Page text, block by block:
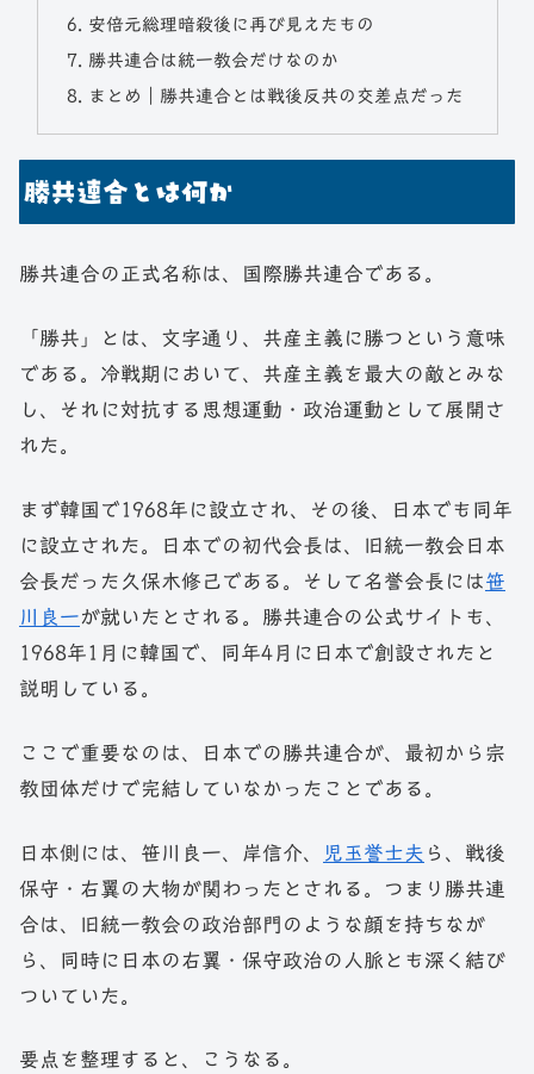
安倍元総理暗殺後に再び見えたもの
勝共連合は統一教会だけなのか
まとめ｜勝共連合とは戦後反共の交差点だった
勝共連合とは何か
勝共連合の正式名称は、国際勝共連合である。
「勝共」とは、文字通り、共産主義に勝つという意味
である。冷戦期において、共産主義を最大の敵とみな
し、それに対抗する思想運動・政治運動として展開さ
れた。
まず韓国で1968年に設立され、その後、日本でも同年
に設立された。日本での初代会長は、旧統一教会日本
会長だった久保木修己である。そして名誉会長には笹
川良一が就いたとされる。勝共連合の公式サイトも、
1968年1月に韓国で、同年4月に日本で創設されたと
説明している。
ここで重要なのは、日本での勝共連合が、最初から宗
教団体だけで完結していなかったことである。
日本側には、笹川良一、岸信介、 児玉誉士夫 ら、戦後
保守・右翼の大物が関わったとされる。つまり勝共連
合は、旧統一教会の政治部門のような顔を持ちなが
ら、同時に日本の右翼・保守政治の人脈とも深く結び
ついていた。
要点を整理すると、こうなる。